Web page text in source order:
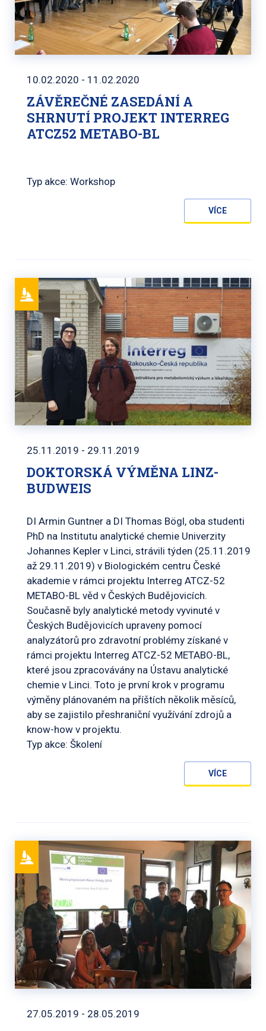
10.02.2020 - 11.02.2020
ZÁVĚREČNÉ ZASEDÁNÍ A
SHRNUTÍ PROJEKT INTERREG
ATCZ52 METABO-BL
Typ akce: Workshop
VÍCE
25.11.2019 - 29.11.2019
DOKTORSKÁ VÝMĚNA LINZ-
BUDWEIS
DI Armin Guntner a DI Thomas Bögl, oba studenti
PhD na Institutu analytické chemie Univerzity
Johannes Kepler v Linci, strávili týden (25.11.2019
až 29.11.2019) v Biologickém centru České
akademie v rámci projektu Interreg ATCZ-52
METABO-BL věd v Českých Budějovicích.
Současně byly analytické metody vyvinuté v
Českých Budějovicích upraveny pomocí
analyzátorů pro zdravotní problémy získané v
rámci projektu Interreg ATCZ-52 METABO-BL,
které jsou zpracovávány na Ústavu analytické
chemie v Linci. Toto je první krok v programu
výměny plánovaném na příštích několik měsíců,
aby se zajistilo přeshraniční využívání zdrojů a
know-how v projektu.
Typ akce: Školení
VÍCE
27.05.2019 - 28.05.2019